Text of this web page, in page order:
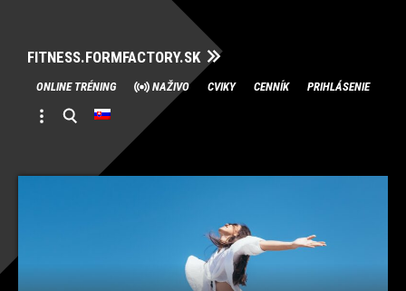
FITNESS.FORMFACTORY.SK
Skip
to
content
ONLINE TRÉNING NAŽIVO CVIKY CENNÍK PRIHLÁSENIE